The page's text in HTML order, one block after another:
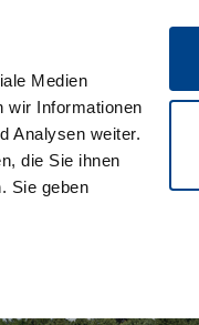
Medien
wir Informationen
Analysen weiter.
die Sie ihnen
Sie geben
KONTAKT
Gastlichkeit Beratung